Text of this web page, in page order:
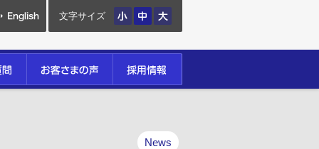
文字サイズ
News